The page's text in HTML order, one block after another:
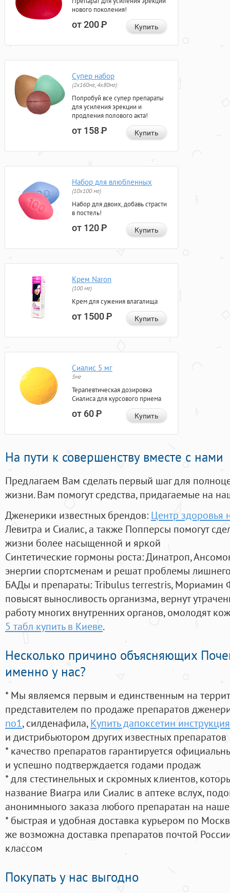
нового поколения!
от 200Р Купить
Супер набор
(2х160мг, 4х80мг)
Попробуй все супер препараты
для усиления эрекции и
продления полового акта!
от 158Р Купить
Набор для влюбленных
(10х100 мг)
Набор для двоих, добавь страсти
в постель!
от 120Р Купить
Крем Naron
(100 мг)
Крем для сужения влагалища
от 1500Р Купить
Сиалис 5 мг
5мг
Терапевтическая дозировка
Сиалиса для курсового приема
от 60Р Купить
На пути к совершенству вместе с нами
Предлагаем Вам сделать первый шаг для
жизни. Вам помогут средства, придагаемые на
Дженерики известных брендов: Центр здоровья
Левитра и Сиалис, а также Попперсы помогут
жизни более насыщенной и яркой
Синтетические гормоны роста: Динатроп,
энергии спортсменам и решат проблемы
БАДы и препараты:Tribulus terrestris, Мориамин
повысят выносливость организма, вернут
работу многих внутренних органов, омолодят
5 табл купить в Киеве.
Несколько причино объясняющих
именно у нас?
* Мы являемся первым и единственным на
представителем по продаже препаратов
no1, силденафила, Купить дапоксетин
и дистрибьютором других известных препаратов
* качество препаратов гарантируется
и успешно подтверждается годами продаж
* для стестинельных и скромных клиентов,
название Виагра или Сиалис в аптеке вслух,
анонимныого заказа любого препаратан на
* быстрая и удобная доставка курьером по
же возможна доставка препаратов почтой
классом
Покупать у нас выгодно